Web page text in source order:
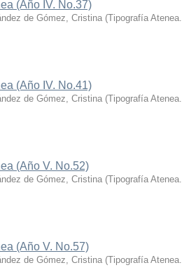
(Año IV. No.37)
de Gómez, Cristina (Tipografía Atenea.
(Año IV. No.41)
de Gómez, Cristina (Tipografía Atenea.
(Año V. No.52)
de Gómez, Cristina (Tipografía Atenea.
(Año V. No.57)
de Gómez, Cristina (Tipografía Atenea.